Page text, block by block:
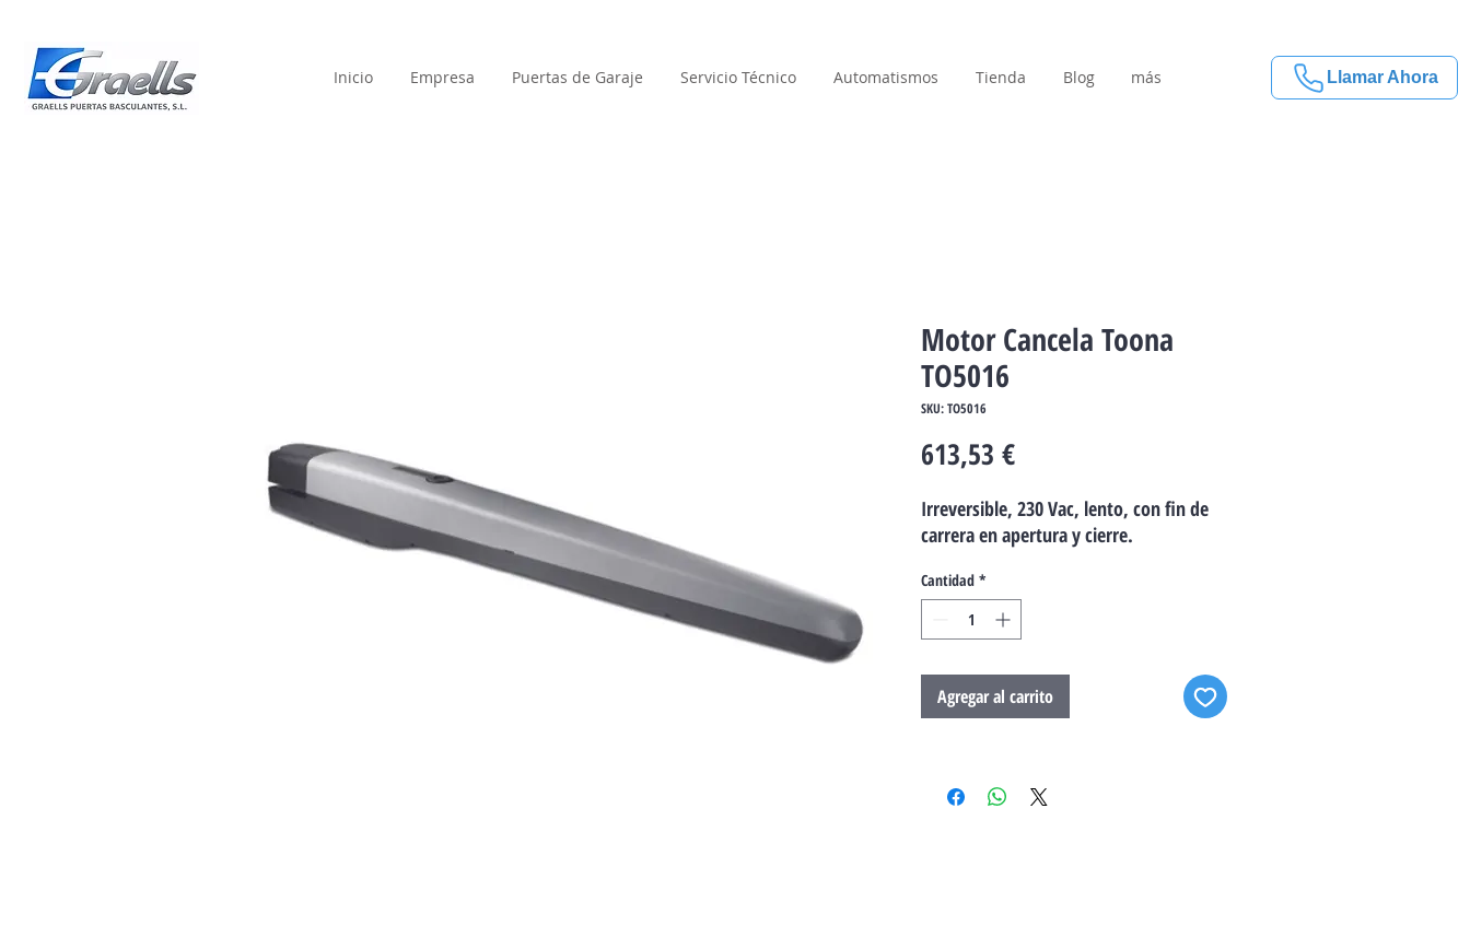
Inicio Empresa Puertas de Garaje Servicio Técnico Automatismos Tienda Blog más Llamar Ahora
Motor Cancela Toona
TO5016
SKU: TO5016
613,53 €Precio
Irreversible, 230 Vac, lento, con fin de
carrera en apertura y cierre.
Cantidad *
Agregar al carrito